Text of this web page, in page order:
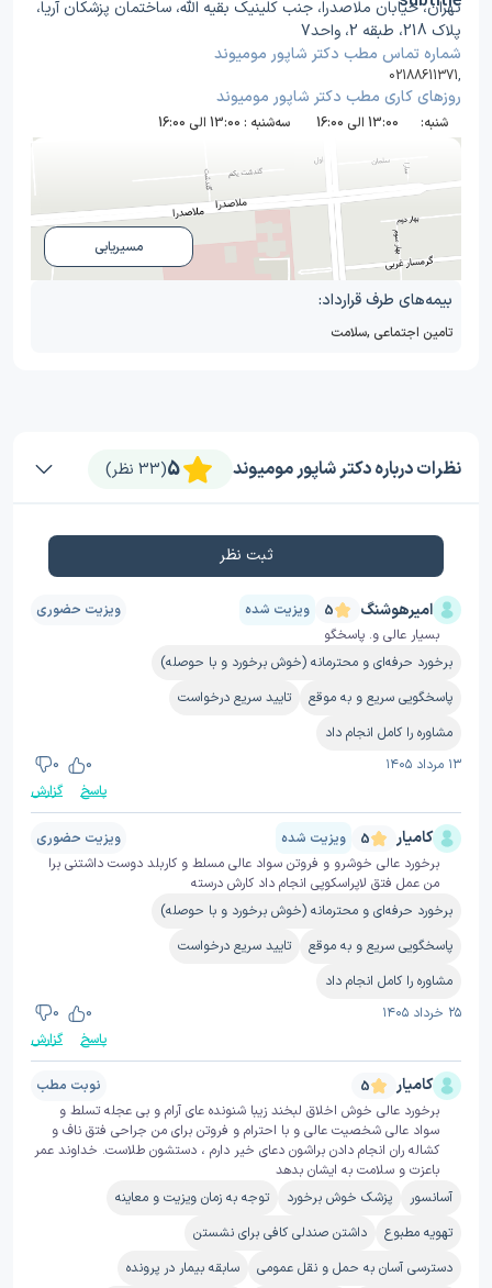
تهران، خیابان ملاصدرا، جنب کلینیک بقیه الله، ساختمان پزشکان آریا،
پلاک 218، طبقه 2، واحد7
شماره تماس مطب دکتر شاپور مومیوند
02188611371,
روز‌های کاری مطب دکتر شاپور مومیوند
شنبه: 13:00 الی 16:00 سه‌شنبه : 13:00 الی 16:00
مسیریابی
بیمه‌های طرف قرارداد:
تامین اجتماعی ,سلامت
نظرات درباره دکتر شاپور مومیوند (33 نظر)5
ثبت نظر
امیرهوشنگ 5 ویزیت شده
ویزیت حضوری
بسیار عالی و. پاسخگو
برخورد حرفه‌ای و محترمانه (خوش برخورد و با حوصله)
پاسخگویی سریع و به موقع
تایید سریع درخواست
مشاوره را کامل انجام داد
۱۳ مرداد ۱۴۰۵
0
0
پاسخ
گزارش
کامیار 5 ویزیت شده
ویزیت حضوری
برخورد عالی خوشرو و فروتن سواد عالی مسلط و کاربلد دوست داشتنی برا
من عمل فتق لاپراسکوپی انجام داد کارش درسته
برخورد حرفه‌ای و محترمانه (خوش برخورد و با حوصله)
پاسخگویی سریع و به موقع
تایید سریع درخواست
مشاوره را کامل انجام داد
۲۵ خرداد ۱۴۰۵
0
0
پاسخ
گزارش
کامیار 5
نوبت مطب
برخورد عالی خوش اخلاق لبخند زیبا شنونده عای آرام و بی عجله تسلط و
سواد عالی شخصیت عالی و با احترام و فروتن برای من جراحی فتق ناف و
کشاله ران انجام دادن براشون دعای خیر دارم ، دستشون طلاست. خداوند عمر
باعزت و سلامت به ایشان بدهد
آسانسور
پزشک خوش برخورد
توجه به زمان ویزیت و معاینه
تهویه مطبوع
داشتن صندلی کافی برای نشستن
دسترسی آسان به حمل و نقل عمومی
سابقه بیمار در پرونده